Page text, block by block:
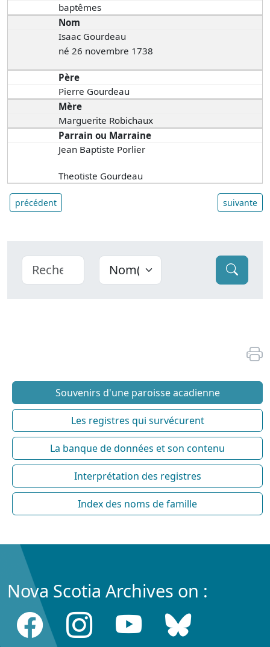
baptêmes
Nom
Isaac Gourdeau
né 26 novembre 1738
Père
Pierre Gourdeau
Mère
Marguerite Robichaux
Parrain ou Marraine
Jean Baptiste Porlier
Theotiste Gourdeau
précédent suivante
Souvenirs d'une paroisse acadienne
Les registres qui survécurent
La banque de données et son contenu
Interprétation des registres
Index des noms de famille
Nova Scotia Archives on :